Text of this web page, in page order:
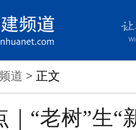
道 > 正文
｜“老树”生“